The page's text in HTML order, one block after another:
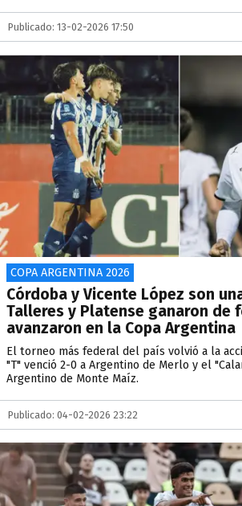
Publicado: 13-02-2026 17:50
COPA ARGENTINA 2026
Córdoba y Vicente López son
Talleres y Platense ganaron de
avanzaron en la Copa Argentina
El torneo más federal del país volvió a la
"T" venció 2-0 a Argentino de Merlo y el
Argentino de Monte Maíz.
Publicado: 04-02-2026 23:22